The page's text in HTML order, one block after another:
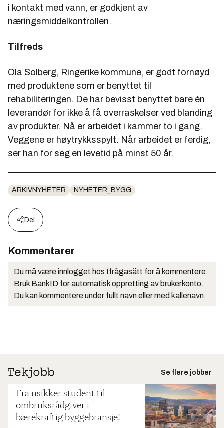
i kontakt med vann, er godkjent av
næringsmiddelkontrollen.
Tilfreds
Ola Solberg, Ringerike kommune, er godt fornøyd
med produktene som er benyttet til
rehabiliteringen. De har bevisst benyttet bare èn
leverandør for ikke å få overraskelser ved blanding
av produkter. Nå er arbeidet i kammer to i gang.
Veggene er høytrykksspylt. Når arbeidet er ferdig,
ser han for seg en levetid på minst 50 år.
ARKIVNYHETER NYHETER_BYGG
Del
Kommentarer
Du må være innlogget hos Ifrågasätt for å kommentere.
Bruk BankID for automatisk oppretting av brukerkonto.
Du kan kommentere under fullt navn eller med kallenavn.
Se flere jobber
Fra usikker student til
ombruksrådgiver i
bærekraftig byggebransje!